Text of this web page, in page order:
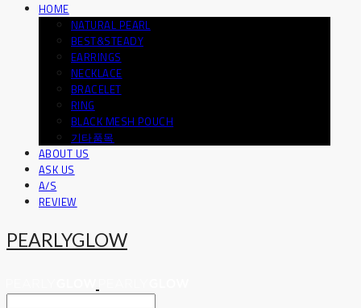
HOME
NATURAL PEARL
BEST&STEADY
EARRINGS
NECKLACE
BRACELET
RING
BLACK MESH POUCH
기타품목
ABOUT US
ASK US
A/S
REVIEW
PEARLYGLOW